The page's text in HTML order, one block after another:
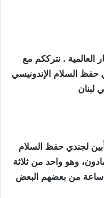
الأخبار العالمية . نترككم مع
السلام الإندونيسي
لبنان
لجندي حفظ السلام
وهو واحد من ثلاثة
جنود إندونيسيين قتلوا خلال 24 ساعة من بعضهم البعض